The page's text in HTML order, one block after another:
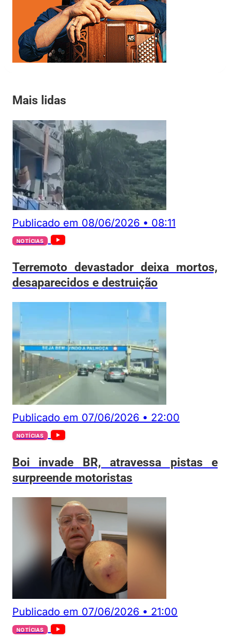
Mais lidas
Publicado em 08/06/2026 • 08:11
NOTÍCIAS
Terremoto devastador deixa mortos,
desaparecidos e destruição
Publicado em 07/06/2026 • 22:00
NOTÍCIAS
Boi invade BR, atravessa pistas e
surpreende motoristas
Publicado em 07/06/2026 • 21:00
NOTÍCIAS